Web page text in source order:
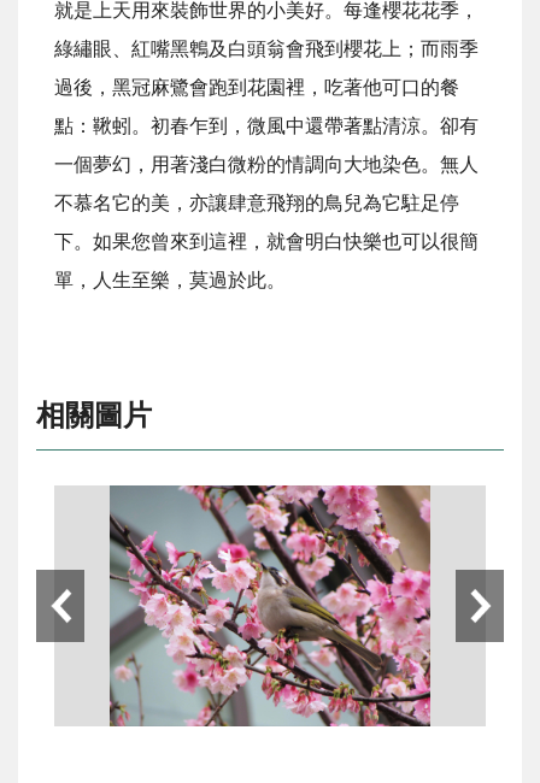
就是上天用來裝飾世界的小美好。每逢櫻花花季，
綠繡眼、紅嘴黑鵯及白頭翁會飛到櫻花上；而雨季
過後，黑冠麻鷺會跑到花園裡，吃著他可口的餐
點：鞦蚓。初春乍到，微風中還帶著點清涼。卻有
一個夢幻，用著淺白微粉的情調向大地染色。無人
不慕名它的美，亦讓肆意飛翔的鳥兒為它駐足停
下。如果您曾來到這裡，就會明白快樂也可以很簡
單，人生至樂，莫過於此。
相關圖片